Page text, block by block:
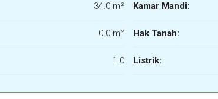
34.0 m²
0.0 m²
1.0
Kamar Mandi:
Hak Tanah:
Listrik: